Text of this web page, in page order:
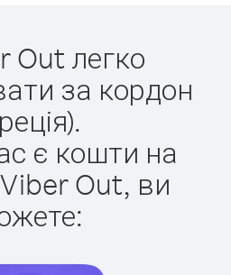
Out легко
за кордон
є кошти на
Out, ви